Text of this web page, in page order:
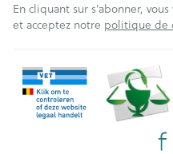
En cliquant sur s'abonner,
et acceptez notre politique de